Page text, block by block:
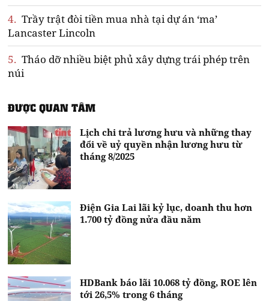
4. Trầy trật đòi tiền mua nhà tại dự án ‘ma’
Lancaster Lincoln
5. Tháo dỡ nhiều biệt phủ xây dựng trái phép trên
núi
ĐƯỢC QUAN TÂM
Lịch chi trả lương hưu và những thay
đổi về uỷ quyền nhận lương hưu từ
tháng 8/2025
Điện Gia Lai lãi kỷ lục, doanh thu hơn
1.700 tỷ đồng nửa đầu năm
HDBank báo lãi 10.068 tỷ đồng, ROE lên
tới 26,5% trong 6 tháng